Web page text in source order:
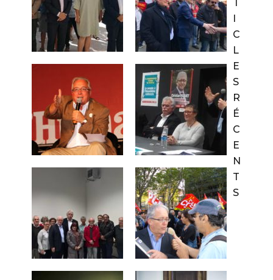
T
I
C
L
E
S
R
É
C
E
N
T
S